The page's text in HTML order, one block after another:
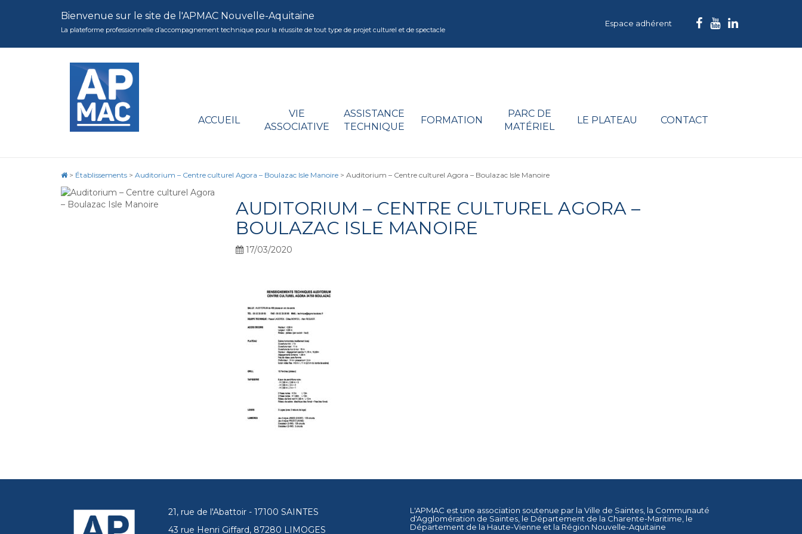
Bienvenue sur le site de l'APMAC Nouvelle-Aquitaine
La plateforme professionnelle d’accompagnement technique pour la réussite de tout type de projet culturel et de spectacle
Espace adhérent
ACCUEIL
VIE
ASSOCIATIVE
ASSISTANCE
TECHNIQUE
FORMATION
PARC DE
MATÉRIEL
LE PLATEAU CONTACT
> Établissements > Auditorium – Centre culturel Agora – Boulazac Isle Manoire > Auditorium – Centre culturel Agora – Boulazac Isle Manoire
AUDITORIUM – CENTRE CULTUREL AGORA –
BOULAZAC ISLE MANOIRE
17/03/2020
21, rue de l'Abattoir - 17100 SAINTES
43 rue Henri Giffard, 87280 LIMOGES
L'APMAC est une association soutenue par la Ville de Saintes , la Communauté
d'Agglomération de Saintes , le Département de la Charente-Maritime , le
Département de la Haute-Vienne et la Région Nouvelle-Aquitaine